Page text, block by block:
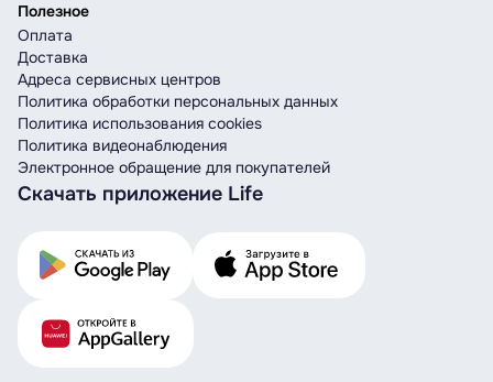
Полезное
Оплата
Доставка
Адреса сервисных центров
Политика обработки персональных данных
Политика использования cookies
Политика видеонаблюдения
Электронное обращение для покупателей
Скачать приложение Life